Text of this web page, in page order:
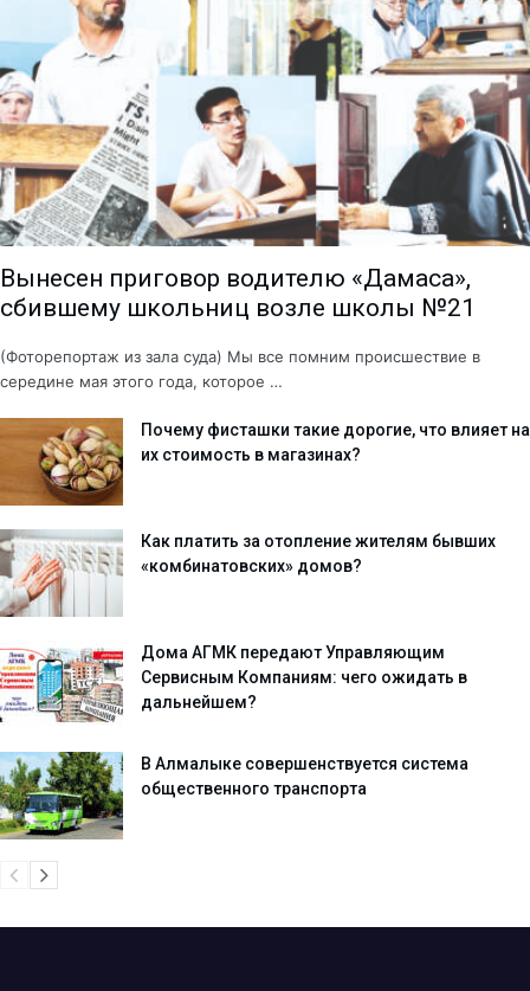
Вынесен приговор водителю «Дамаса»,
сбившему школьниц возле школы №21
(Фоторепортаж из зала суда) Мы все помним происшествие в
середине мая этого года, которое …
Почему фисташки такие дорогие, что влияет на
их стоимость в магазинах?
Как платить за отопление жителям бывших
«комбинатовских» домов?
Дома АГМК передают Управляющим
Сервисным Компаниям: чего ожидать в
дальнейшем?
В Алмалыке совершенствуется система
общественного транспорта